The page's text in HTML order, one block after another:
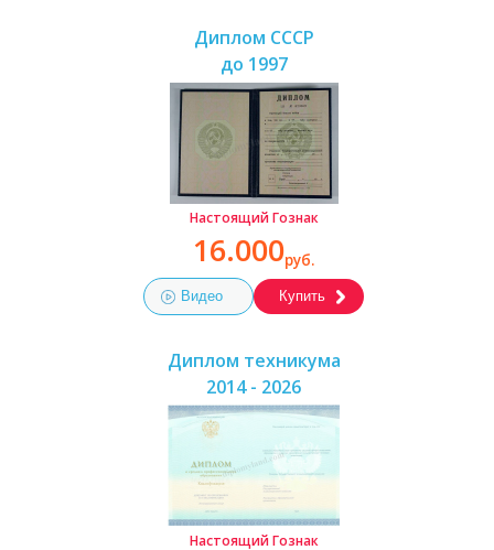
Диплом СССР
до 1997
Настоящий Гознак
16.000руб.
Видео Купить
Диплом техникума
2014 - 2026
Настоящий Гознак